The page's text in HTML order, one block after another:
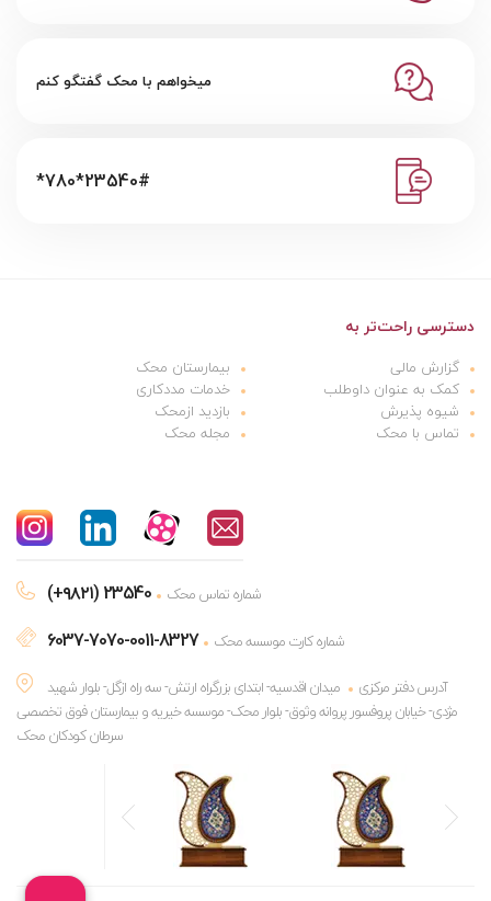
میخواهم با محک گفتگو کنم
*780*23540#
دسترسی راحت‌تر به
گزارش مالی
بیمارستان محک
کمک به عنوان داوطلب
خدمات مددکاری
شیوه پذیرش
بازدید ازمحک
تماس با محک
مجله محک
(+۹۸۲۱) 23540 شماره تماس محک
6037-7070-0011-8327
شماره کارت موسسه محک
آدرس دفتر مرکزی
میدان اقدسیه- ابتدای بزرگراه ارتش- سه راه ازگل- بلوار شهید
مژدی- خیابان پروفسور پروانه وثوق- بلوار محک- موسسه خیریه و بیمارستان فوق تخصصی
سرطان کودکان محک